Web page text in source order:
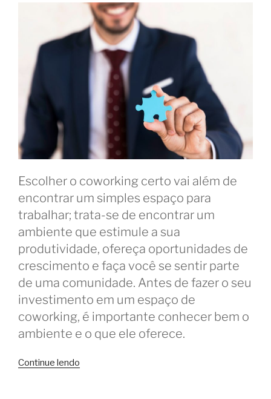
coworking
perfeito”
Escolher o coworking certo vai além de
encontrar um simples espaço para
trabalhar; trata-se de encontrar um
ambiente que estimule a sua
produtividade, ofereça oportunidades de
crescimento e faça você se sentir parte
de uma comunidade. Antes de fazer o seu
investimento em um espaço de
coworking, é importante conhecer bem o
ambiente e o que ele oferece.
Continue lendo